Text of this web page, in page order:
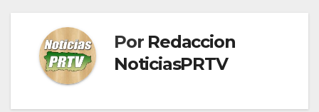
Por Redaccion
NoticiasPRTV